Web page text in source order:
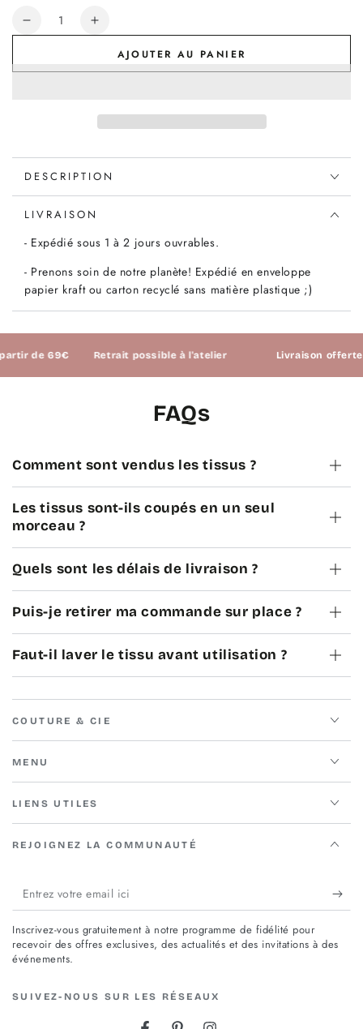
Quantité
Réduire
x10cm
Augmenter
quantité
Liberty
Caesar
x10cm
AJOUTER AU PANIER
DESCRIPTION
LIVRAISON
- Expédié sous 1 à 2 jours ouvrables.
- Prenons soin de notre planète! Expédié en enveloppe
papier kraft ou carton recyclé sans matière plastique ;)
de 69€ Retrait possible à l'atelier Livraison offerte à
FAQs
Comment sont vendus les tissus ?
Les tissus sont-ils coupés en un seul
morceau ?
Quels sont les délais de livraison ?
Puis-je retirer ma commande sur place ?
Faut-il laver le tissu avant utilisation ?
COUTURE & CIE
MENU
LIENS UTILES
REJOIGNEZ LA COMMUNAUTÉ
Entrez
votre
email
ici
Inscrivez-vous gratuitement à notre programme de fidélité pour
recevoir des offres exclusives, des actualités et des invitations à des
événements.
SUIVEZ-NOUS SUR LES RÉSEAUX